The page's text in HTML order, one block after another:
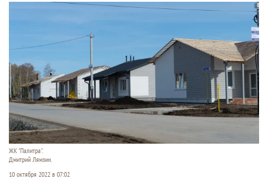
ЖК "Палитра".
Дмитрий Лямзин.
10 октября 2022 в 07:02